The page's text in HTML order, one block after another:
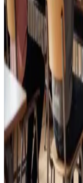
Skoleventilation
Frisk luft og bedre
i Nørre Nebel.